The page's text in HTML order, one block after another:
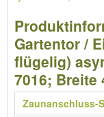
Gartentor /
flügelig)
7016; Breite
Zaunanschluss-